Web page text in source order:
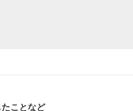
ことなど